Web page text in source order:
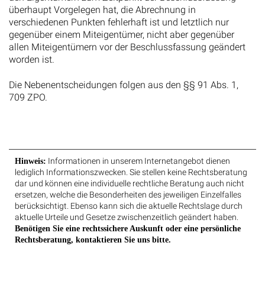
überhaupt Vorgelegen hat, die Abrechnung in
verschiedenen Punkten fehlerhaft ist und letztlich nur
gegenüber einem Miteigentümer, nicht aber gegenüber
allen Miteigentümern vor der Beschlussfassung geändert
worden ist.
Die Nebenentscheidungen folgen aus den §§ 91 Abs. 1,
709 ZPO.
Hinweis: Informationen in unserem Internetangebot dienen
lediglich Informationszwecken. Sie stellen keine Rechtsberatung
dar und können eine individuelle rechtliche Beratung auch nicht
ersetzen, welche die Besonderheiten des jeweiligen Einzelfalles
berücksichtigt. Ebenso kann sich die aktuelle Rechtslage durch
aktuelle Urteile und Gesetze zwischenzeitlich geändert haben.
Benötigen Sie eine rechtssichere Auskunft oder eine persönliche
Rechtsberatung, kontaktieren Sie uns bitte.